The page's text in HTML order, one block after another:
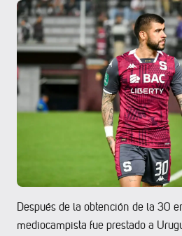
Después de la obtención de la 30
mediocampista fue prestado a